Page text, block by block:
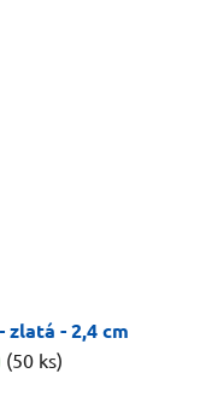
- 2,4 cm
(50 ks)